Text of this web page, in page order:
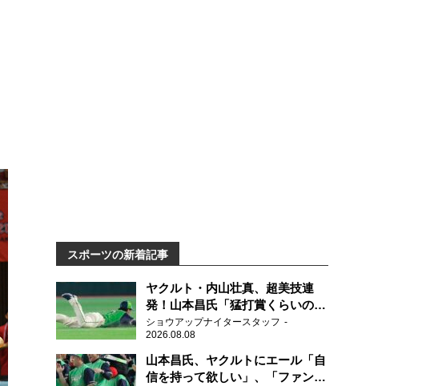
スポーツの新着記事
ヤクルト・内山壮真、超美技連
発！山本昌氏「猛打賞くらいの価
値」
ショウアップナイタースタッフ
2026.08.08
山本昌氏、ヤクルトにエール「自
信を持って欲しい」、「ファンの